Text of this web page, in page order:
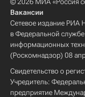
Вакансии
Сетевое издание РИА
в Федеральной
информационных
(Роскомнадзор) 08
Свидетельство о
Учредитель:
предприятие